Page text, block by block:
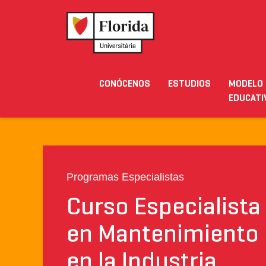
Noticias Eventos Blog Solicita
CONÓCENOS ESTUDIOS
MODELO
SALIDAS
Programas Especialistas
Curso Especialista
en Mantenimiento